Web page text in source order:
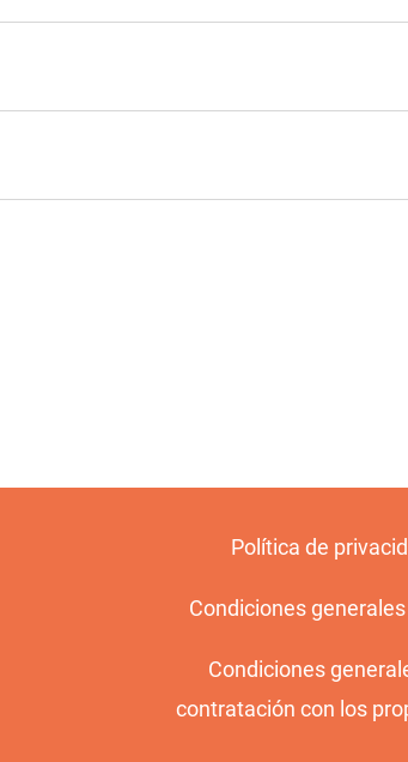
Política de
Condiciones
Condiciones
contratación con los